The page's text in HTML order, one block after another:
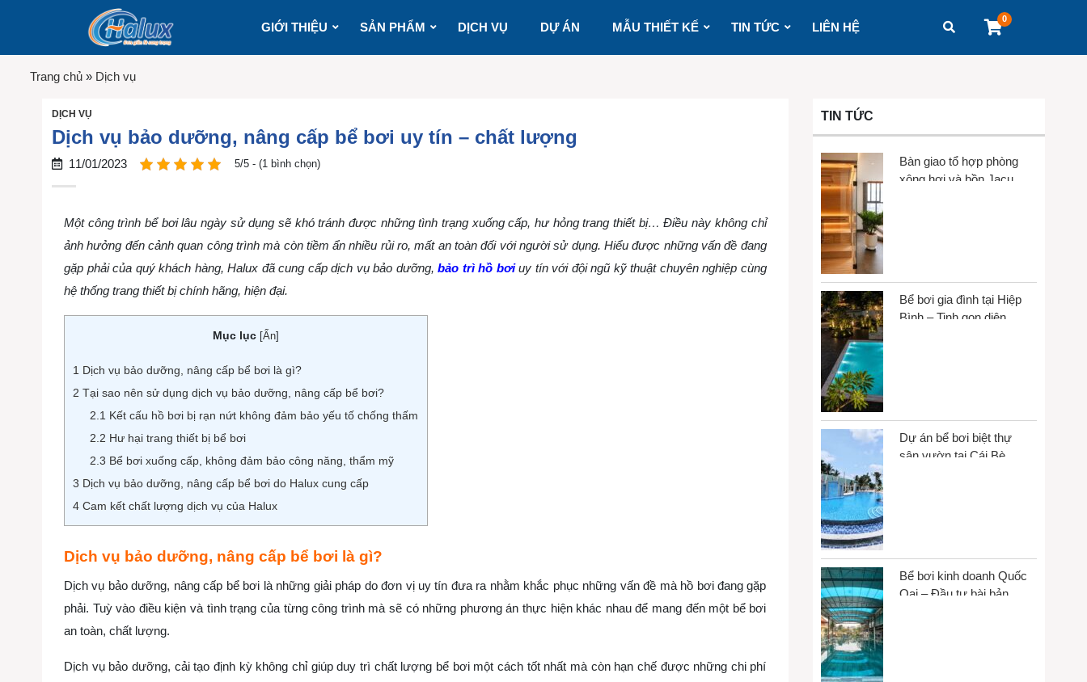
GIỚI THIỆU SẢN PHẨM DỊCH VỤ DỰ ÁN MẪU THIẾT KẾ TIN TỨC LIÊN HỆ
0
Trang chủ » Dịch vụ
DỊCH VỤ
Dịch vụ bảo dưỡng, nâng cấp bể bơi uy tín – chất lượng
11/01/2023 5/5 - (1 bình chọn)
Một công trình bể bơi lâu ngày sử dụng sẽ khó tránh được những tình trạng xuống cấp, hư hỏng trang thiết bị… Điều này không chỉ
ảnh hưởng đến cảnh quan công trình mà còn tiềm ẩn nhiều rủi ro, mất an toàn đối với người sử dụng. Hiểu được những vấn đề đang
gặp phải của quý khách hàng, Halux đã cung cấp dịch vụ bảo dưỡng, bảo trì hồ bơiuy tín với đội ngũ kỹ thuật chuyên nghiệp cùng
hệ thống trang thiết bị chính hãng, hiện đại.
Mục lục [Ẩn]
1 Dịch vụ bảo dưỡng, nâng cấp bể bơi là gì?
2 Tại sao nên sử dụng dịch vụ bảo dưỡng, nâng cấp bể bơi?
2.1 Kết cấu hồ bơi bị rạn nứt không đảm bảo yếu tố chống thấm
2.2 Hư hại trang thiết bị bể bơi
2.3 Bể bơi xuống cấp, không đảm bảo công năng, thẩm mỹ
3 Dịch vụ bảo dưỡng, nâng cấp bể bơi do Halux cung cấp
4 Cam kết chất lượng dịch vụ của Halux
Dịch vụ bảo dưỡng, nâng cấp bể bơi là gì?
Dịch vụ bảo dưỡng, nâng cấp bể bơi là những giải pháp do đơn vị uy tín đưa ra nhằm khắc phục những vấn đề mà hồ bơi đang gặp
phải. Tuỳ vào điều kiện và tình trạng của từng công trình mà sẽ có những phương án thực hiện khác nhau để mang đến một bể bơi
an toàn, chất lượng.
Dịch vụ bảo dưỡng, cải tạo định kỳ không chỉ giúp duy trì chất lượng bể bơi một cách tốt nhất mà còn hạn chế được những chi phí
TIN TỨC
Bàn giao tổ hợp phòng
xông hơi và bồn Jacuzzi
Bể bơi gia đình tại Hiệp
Bình – Tinh gọn diện
Dự án bể bơi biệt thự
sân vườn tại Cái Bè,
Bể bơi kinh doanh Quốc
Oai – Đầu tư bài bản,